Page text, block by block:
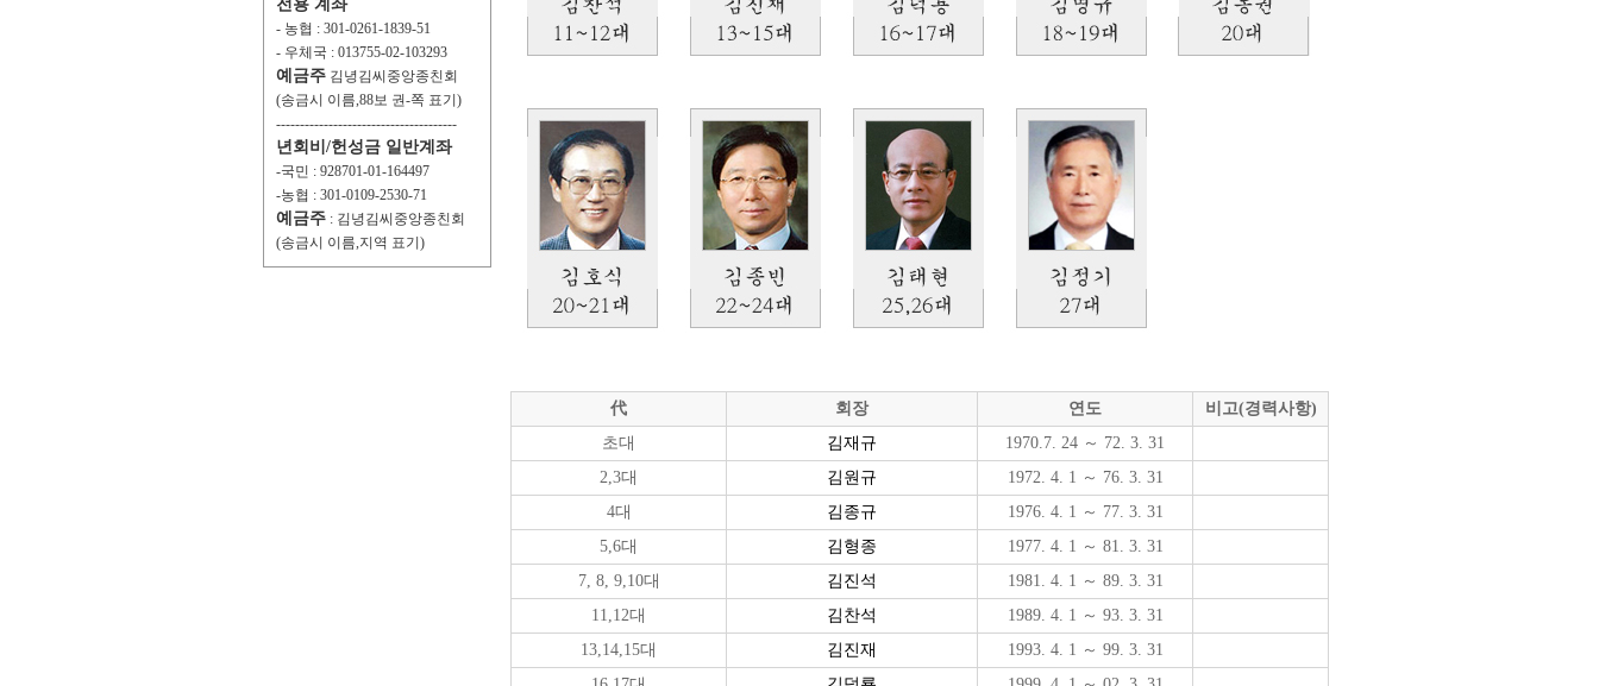
전용 계좌
- 농협 : 301-0261-1839-51
- 우체국 : 013755-02-103293
예금주 김녕김씨중앙종친회
(송금시 이름,88보 권-쪽 표기)
--------------------------------------
년회비/헌성금 일반계좌
-국민 : 928701-01-164497
-농협 : 301-0109-2530-71
예금주 : 김녕김씨중앙종친회
(송금시 이름,지역 표기)
代 회장 연도
비고(경력사항)
초대
김재규
1970.7. 24 ～ 72. 3. 31
2,3대
김원규
1972. 4. 1 ～ 76. 3. 31
4대
김종규
1976. 4. 1 ～ 77. 3. 31
5,6대
김형종
1977. 4. 1 ～ 81. 3. 31
7, 8, 9,10대
김진석
1981. 4. 1 ～ 89. 3. 31
11,12대
김찬석
1989. 4. 1 ～ 93. 3. 31
13,14,15대
김진재
1993. 4. 1 ～ 99. 3. 31